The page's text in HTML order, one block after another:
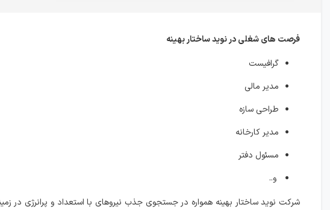
فرصت های شغلی در نوید ساختار بهینه
گرافیست
مدیر مالی
طراحی سازه
مدیر کارخانه
مسئول دفتر
و..
شرکت نوید ساختار بهینه همواره در جستجوی جذب نیروهای با استعداد و پرانرژی